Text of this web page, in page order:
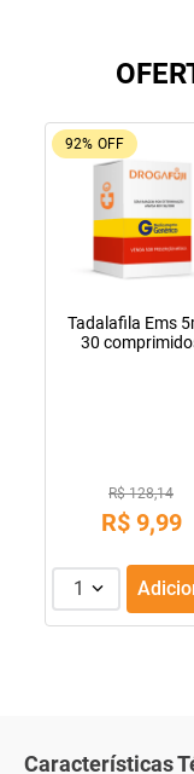
92% OFF
Tadalafila Ems
30
R$ 128,14
R$ 9,99
1
Características